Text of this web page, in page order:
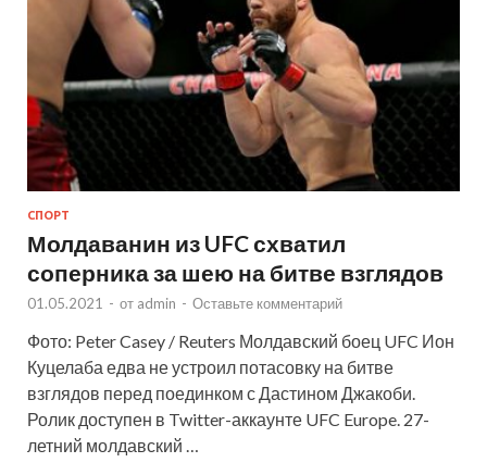
СПОРТ
Молдаванин из UFC схватил
соперника за шею на битве взглядов
01.05.2021 - от admin - Оставьте комментарий
Фото: Peter Casey / Reuters Молдавский боец UFC Ион
Куцелаба едва не устроил потасовку на битве
взглядов перед поединком с Дастином Джакоби.
Ролик доступен в Twitter-аккаунте UFC Europe. 27-
летний молдавский …